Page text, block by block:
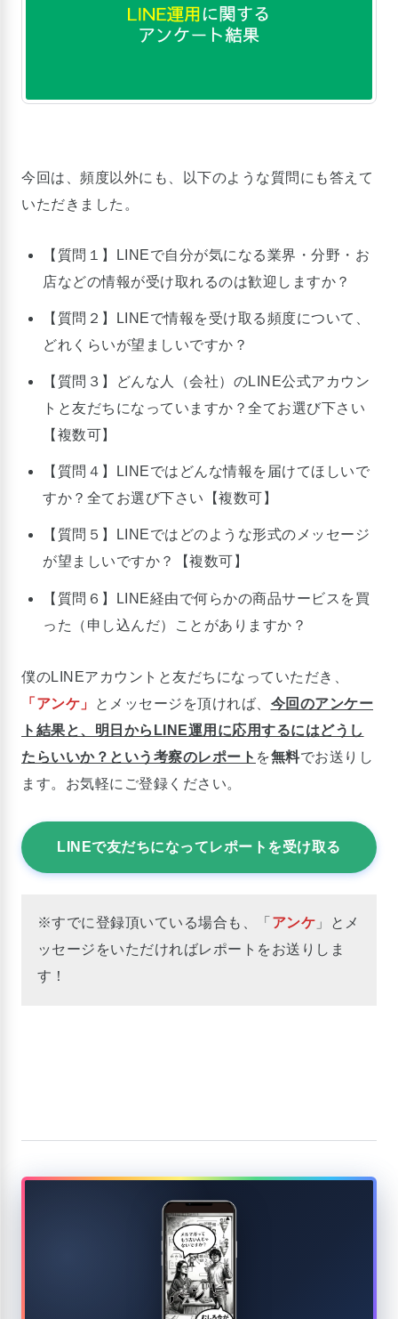
今回は、頻度以外にも、以下のような質問にも答えて
いただきました。
【質問１】LINEで自分が気になる業界・分野・お
店などの情報が受け取れるのは歓迎しますか？
【質問２】LINEで情報を受け取る頻度について、
どれくらいが望ましいですか？
【質問３】どんな人（会社）のLINE公式アカウン
トと友だちになっていますか？全てお選び下さい
【複数可】
【質問４】LINEではどんな情報を届けてほしいで
すか？全てお選び下さい【複数可】
【質問５】LINEではどのような形式のメッセージ
が望ましいですか？【複数可】
【質問６】LINE経由で何らかの商品サービスを買
った（申し込んだ）ことがありますか？
僕のLINEアカウントと友だちになっていただき、
「アンケ」
とメッセージを頂ければ、 今回のアンケー
ト結果と、明日からLINE運用に応用するにはどうし
たらいいか？という考察のレポート を無料でお送りし
ます。お気軽にご登録ください。
LINEで友だちになってレポートを受け取る
※すでに登録頂いている場合も、「 アンケ 」とメ
ッセージをいただければレポートをお送りしま
す！